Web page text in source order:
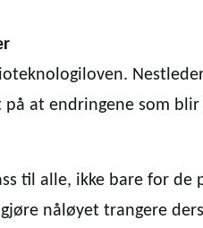
på at endringene som
til alle, ikke bare for de
nåløyet trangere